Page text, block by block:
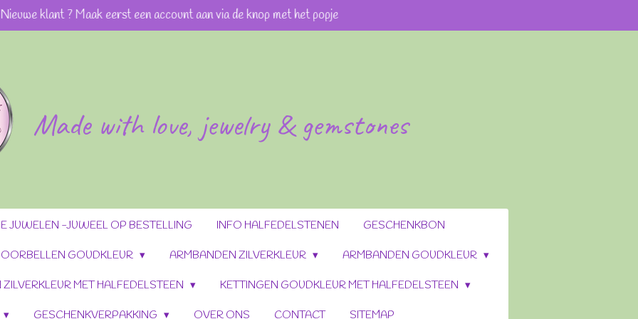
Nieuwe klant ? Maak eerst een account aan via de knop met het popje
Made with love, jewelry & gemstones
JUWELEN -JUWEEL OP BESTELLING INFO HALFEDELSTENEN GESCHENKBON
OORBELLEN GOUDKLEUR ARMBANDEN ZILVERKLEUR ARMBANDEN GOUDKLEUR
MET HALFEDELSTEEN KETTINGEN GOUDKLEUR MET HALFEDELSTEEN
GESCHENKVERPAKKING OVER ONS CONTACT SITEMAP